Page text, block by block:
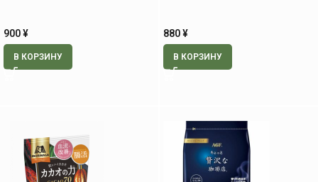
900¥
В КОРЗИНУ
880¥
В КОРЗИНУ